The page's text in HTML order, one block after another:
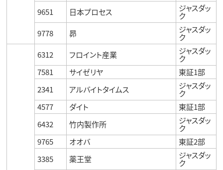
9651
日本プロセス ジャスダッ
ク
9778
昴 ジャスダッ
ク
6312 フロイント産業 ジャスダッ
ク
7581
サイゼリヤ
東証1部
2341
アルバイトタイムス ジャスダッ
ク
4577
ダイト
東証1部
6432
竹内製作所 ジャスダッ
ク
9765
オオバ
東証2部
3385
薬王堂 ジャスダッ
ク